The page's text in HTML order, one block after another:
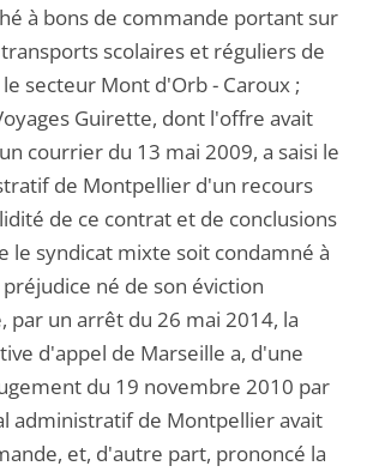
à bons de commande portant sur
scolaires et réguliers de
secteur Mont d'Orb - Caroux ;
Guirette, dont l'offre avait
courrier du 13 mai 2009, a saisi le
de Montpellier d'un recours
de ce contrat et de conclusions
le syndicat mixte soit condamné à
né de son éviction
par un arrêt du 26 mai 2014, la
d'appel de Marseille a, d'une
du 19 novembre 2010 par
administratif de Montpellier avait
et, d'autre part, prononcé la